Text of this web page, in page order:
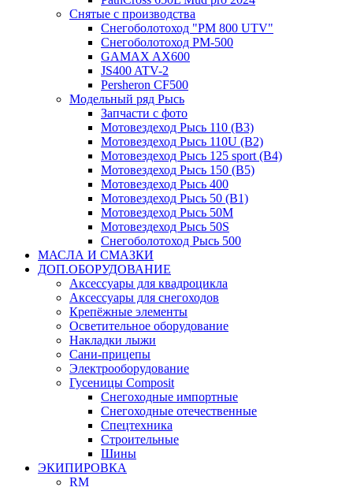
Снятые с производства
Снегоболотоход "РМ 800 UTV"
Снегоболотоход РМ-500
GAMAX AX600
JS400 ATV-2
Persheron CF500
Модельный ряд Рысь
Запчасти с фото
Мотовездеход Рысь 110 (B3)
Мотовездеход Рысь 110U (B2)
Мотовездеход Рысь 125 sport (B4)
Мотовездеход Рысь 150 (B5)
Мотовездеход Рысь 400
Мотовездеход Рысь 50 (B1)
Мотовездеход Рысь 50M
Мотовездеход Рысь 50S
Снегоболотоход Рысь 500
МАСЛА И СМАЗКИ
ДОП.ОБОРУДОВАНИЕ
Аксессуары для квадроцикла
Аксессуары для снегоходов
Крепёжные элементы
Осветительное оборудование
Накладки лыжи
Сани-прицепы
Электрооборудование
Гусеницы Composit
Снегоходные импортные
Снегоходные отечественные
Спецтехника
Строительные
Шины
ЭКИПИРОВКА
RM